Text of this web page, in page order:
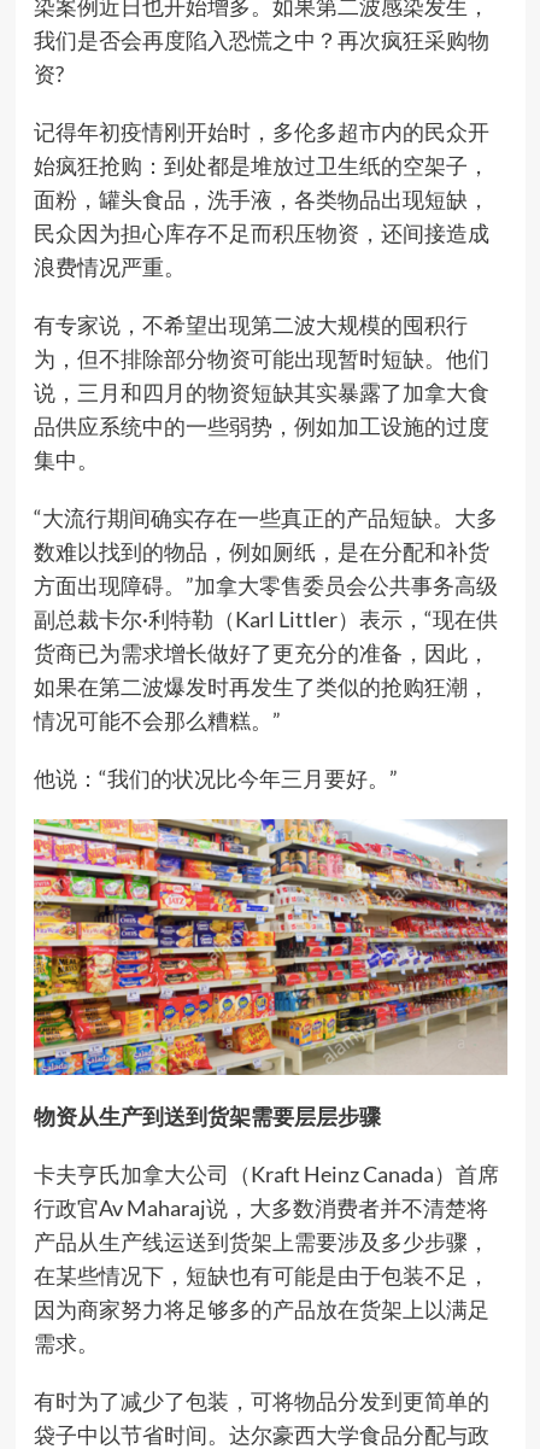
染案例近日也开始增多。如果第二波感染发生，
我们是否会再度陷入恐慌之中？再次疯狂采购物
资?
记得年初疫情刚开始时，多伦多超市内的民众开
始疯狂抢购：到处都是堆放过卫生纸的空架子，
面粉，罐头食品，洗手液，各类物品出现短缺，
民众因为担心库存不足而积压物资，还间接造成
浪费情况严重。
有专家说，不希望出现第二波大规模的囤积行
为，但不排除部分物资可能出现暂时短缺。他们
说，三月和四月的物资短缺其实暴露了加拿大食
品供应系统中的一些弱势，例如加工设施的过度
集中。
“大流行期间确实存在一些真正的产品短缺。大多
数难以找到的物品，例如厕纸，是在分配和补货
方面出现障碍。”加拿大零售委员会公共事务高级
副总裁卡尔·利特勒（Karl Littler）表示，“现在供
货商已为需求增长做好了更充分的准备，因此，
如果在第二波爆发时再发生了类似的抢购狂潮，
情况可能不会那么糟糕。”
他说：“我们的状况比今年三月要好。”
物资从生产到送到货架需要层层步骤
卡夫亨氏加拿大公司（Kraft Heinz Canada）首席
行政官Av Maharaj说，大多数消费者并不清楚将
产品从生产线运送到货架上需要涉及多少步骤，
在某些情况下，短缺也有可能是由于包装不足，
因为商家努力将足够多的产品放在货架上以满足
需求。
有时为了减少了包装，可将物品分发到更简单的
袋子中以节省时间。达尔豪西大学食品分配与政